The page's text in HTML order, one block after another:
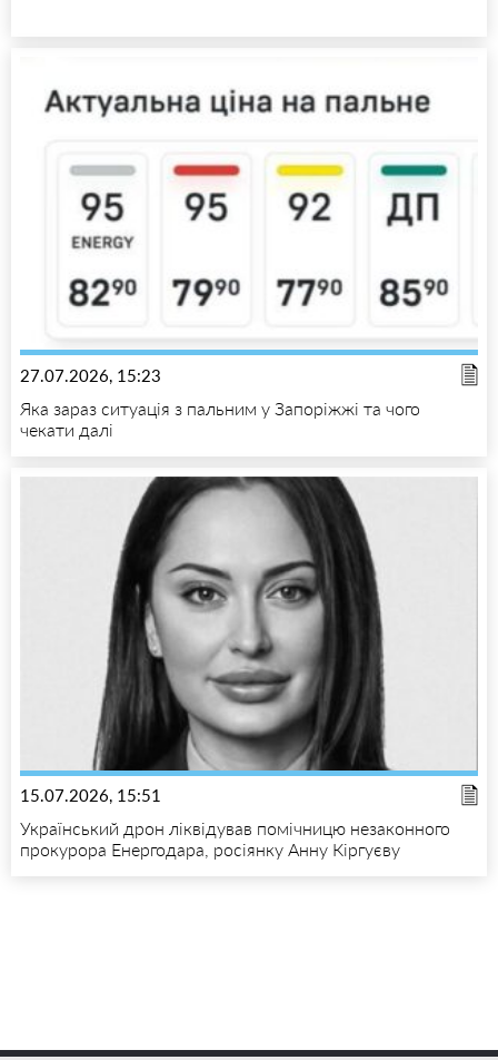
27.07.2026, 15:23
Яка зараз ситуація з пальним у Запоріжжі та чого
чекати далі
15.07.2026, 15:51
Український дрон ліквідував помічницю незаконного
прокурора Енергодара, росіянку Анну Кіргуєву